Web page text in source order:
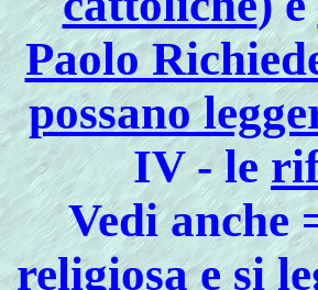
Paolo
possano
IV - le
Vedi anche
religiosae si